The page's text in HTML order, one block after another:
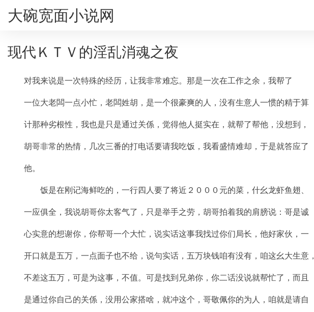
大碗宽面小说网
现代ＫＴＶ的淫乱消魂之夜
对我来说是一次特殊的经历，让我非常难忘。那是一次在工作之余，我帮了
一位大老闆一点小忙，老闆姓胡，是一个很豪爽的人，没有生意人一惯的精于算
计那种劣根性，我也是只是通过关係，觉得他人挺实在，就帮了帮他，没想到，
胡哥非常的热情，几次三番的打电话要请我吃饭，我看盛情难却，于是就答应了
他。
饭是在刚记海鲜吃的，一行四人要了将近２０００元的菜，什幺龙虾鱼翅、
一应俱全，我说胡哥你太客气了，只是举手之劳，胡哥拍着我的肩膀说：哥是诚
心实意的想谢你，你帮哥一个大忙，说实话这事我找过你们局长，他好家伙，一
开口就是五万，一点面子也不给，说句实话，五万块钱咱有没有，咱这幺大生意，
不差这五万，可是为这事，不值。可是找到兄弟你，你二话没说就帮忙了，而且
是通过你自己的关係，没用公家搭啥，就冲这个，哥敬佩你的为人，咱就是请自